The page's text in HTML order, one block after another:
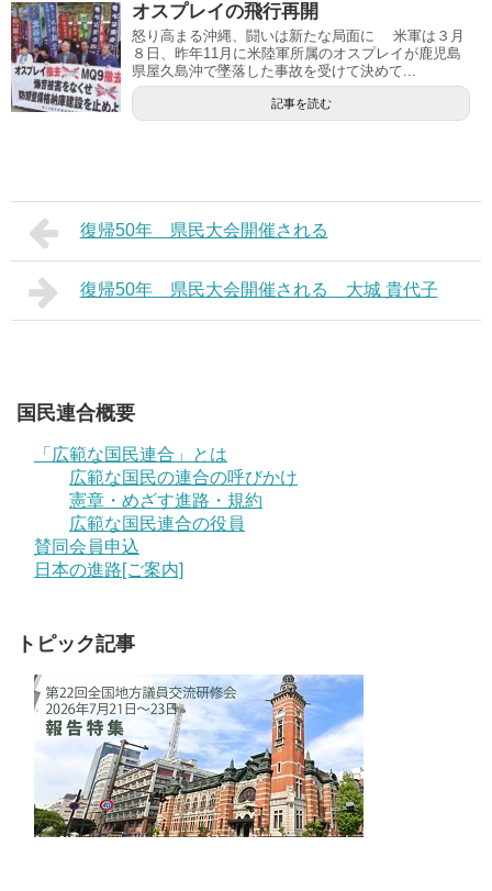
オスプレイの飛行再開
怒り高まる沖縄、闘いは新たな局面に 米軍は３月
８日、昨年11月に米陸軍所属のオスプレイが鹿児島
県屋久島沖で墜落した事故を受けて決めて...
記事を読む
復帰50年 県民大会開催される
復帰50年 県民大会開催される 大城 貴代子
国民連合概要
「広範な国民連合」とは
広範な国民の連合の呼びかけ
憲章・めざす進路・規約
広範な国民連合の役員
賛同会員申込
日本の進路[ご案内]
トピック記事